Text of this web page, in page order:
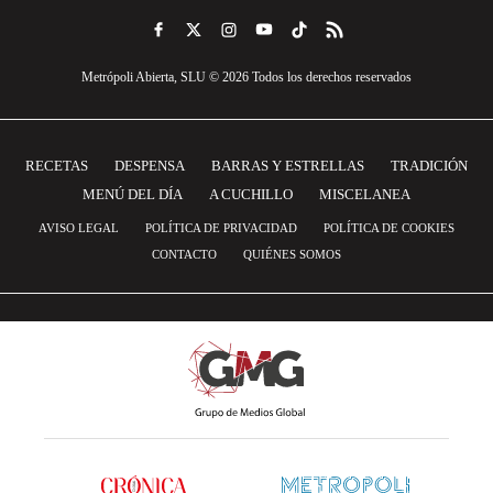
Metrópoli Abierta, SLU © 2026 Todos los derechos reservados
RECETAS DESPENSA BARRAS Y ESTRELLAS
TRADICIÓN
MENÚ DEL DÍA
A CUCHILLO MISCELANEA
AVISO LEGAL POLÍTICA DE PRIVACIDAD
POLÍTICA DE COOKIES
CONTACTO
QUIÉNES SOMOS